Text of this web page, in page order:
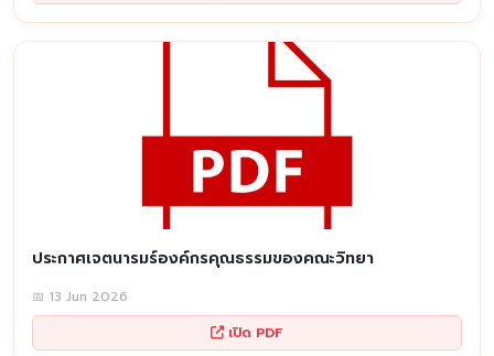
ประกาศเจตนารมร์องค์กรคุณธรรมของคณะวิทยา
📅 13 Jun 2026
เปิด PDF